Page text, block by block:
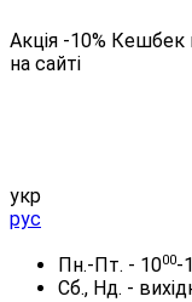
Акція -10% Кешбек
на сайті
укр
рус
Пн.-Пт. - 1000-
Сб., Нд. -